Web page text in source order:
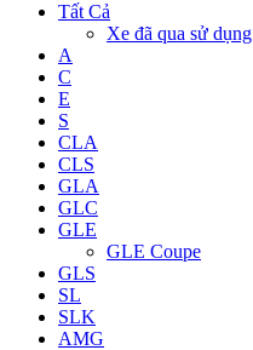
Tất Cả
Xe đã qua sử dụng
A
C
E
S
CLA
CLS
GLA
GLC
GLE
GLE Coupe
GLS
SL
SLK
AMG